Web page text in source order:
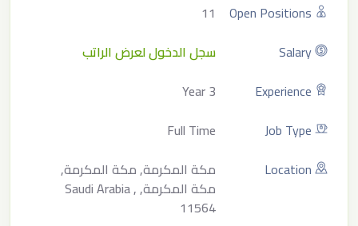
Open Positions
11
Salary
سجل الدخول لعرض الراتب
Experience
3 Year
Job Type
Full Time
Location
مكة المكرمة, مكة المكرمة,
مكة المكرمة, Saudi Arabia ,
11564